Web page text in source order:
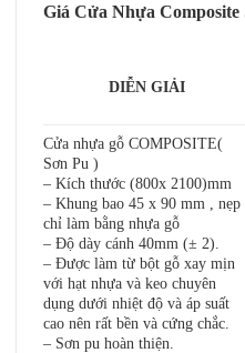
Giá Cửa Nhựa Composite
DIỄN GIẢI
Cửa nhựa gỗ COMPOSITE(
Sơn Pu )
– Kích thước (800x 2100)mm
– Khung bao 45 x 90 mm , nẹp
chỉ làm bằng nhựa gỗ
– Độ dày cánh 40mm (± 2).
– Được làm từ bột gỗ xay mịn
với hạt nhựa và keo chuyên
dụng dưới nhiệt độ và áp suất
cao nên rất bền và cứng chắc.
– Sơn pu hoàn thiện.